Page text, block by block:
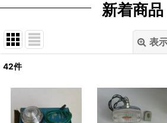
新着商品
表
並び順:
42件